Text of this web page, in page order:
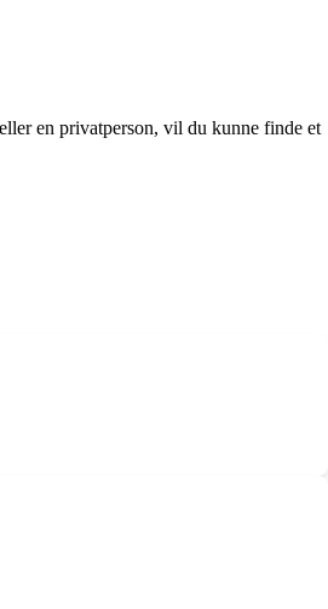
en privatperson, vil du kunne finde et